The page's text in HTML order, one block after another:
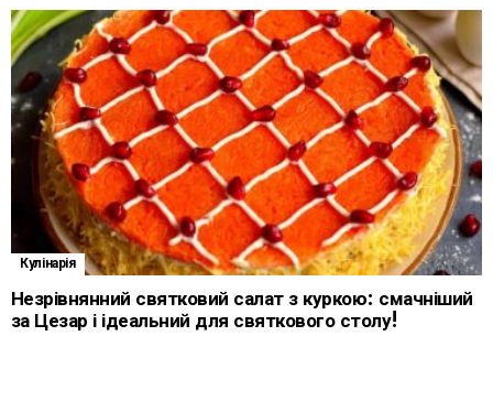
Кулінарія
Незрівнянний святковий салат з куркою: смачніший
за Цезар і ідеальний для святкового столу!